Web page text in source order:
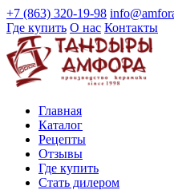
+7 (863) 320-19-98
Где купить О нас Контакты
Главная
Каталог
Рецепты
Отзывы
Где купить
Стать дилером